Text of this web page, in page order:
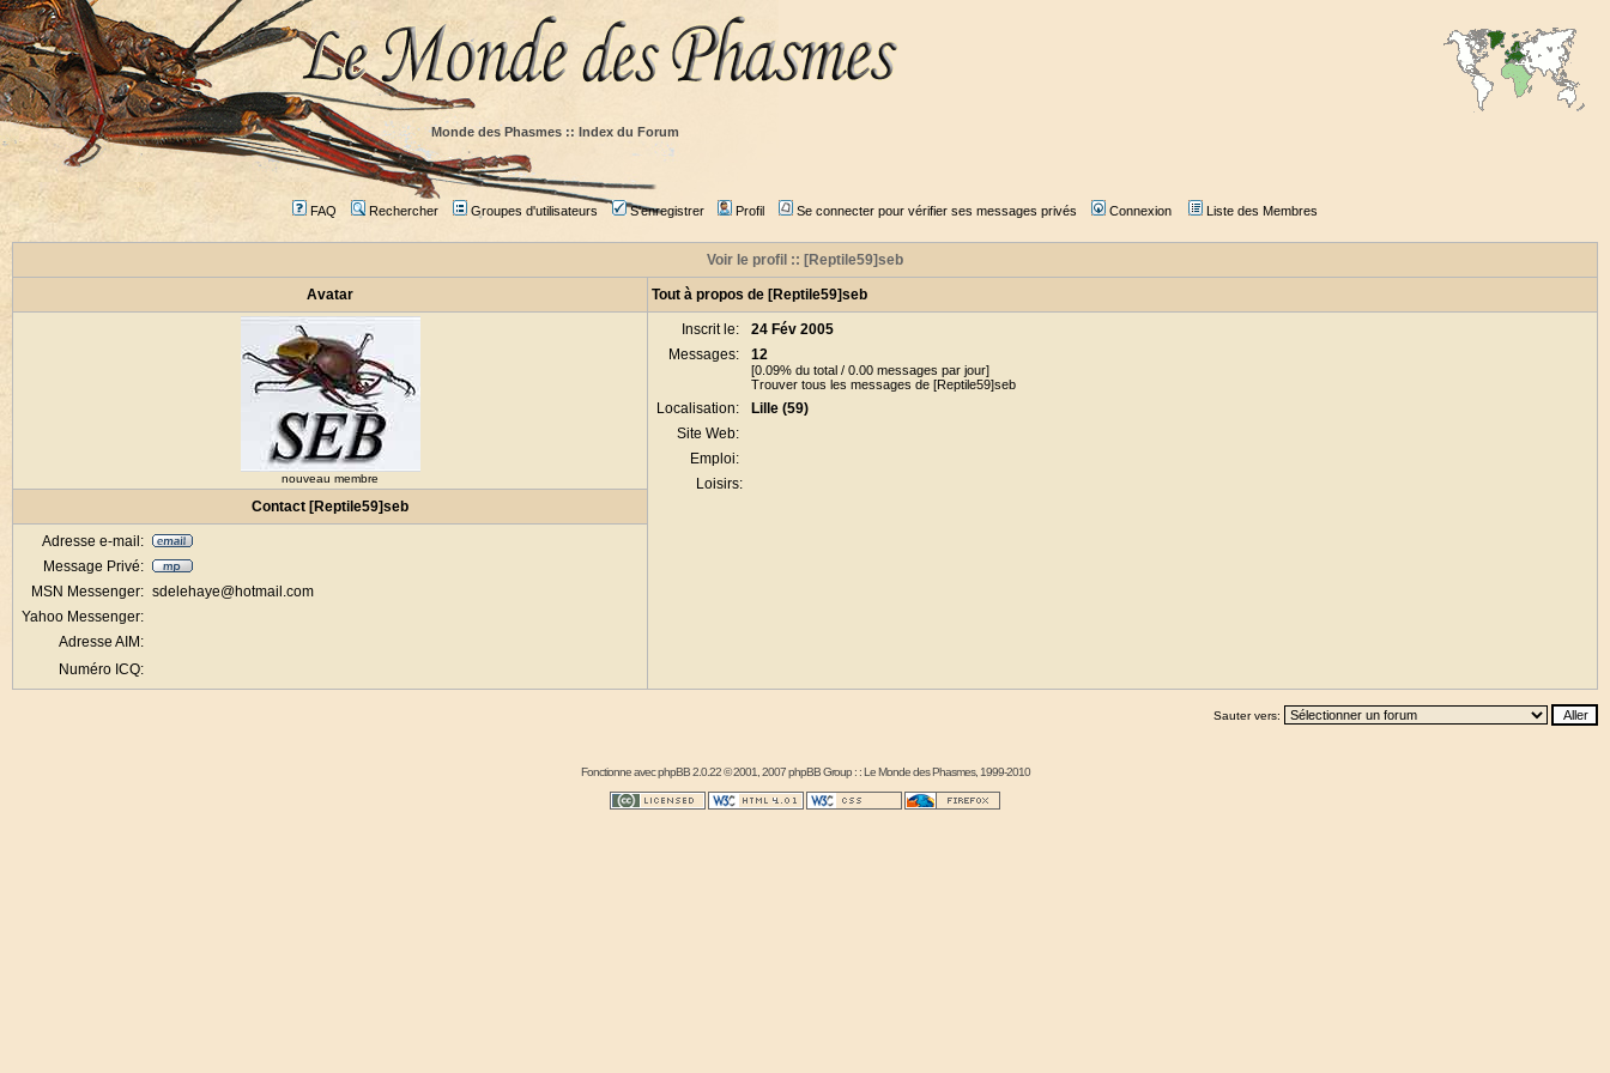
Monde des Phasmes :: Index du Forum
FAQ Rechercher Groupes d'utilisateurs S'enregistrer Profil Se connecter pour vérifier ses messages privés Connexion Liste des Membres
Voir le profil :: [Reptile59]seb
Avatar Tout à propos de [Reptile59]seb
nouveau membre
Inscrit le:
24 Fév 2005
Messages:
12
[0.09% du total / 0.00 messages par jour]
Trouver tous les messages de [Reptile59]seb
Localisation:
Lille (59)
Site Web:
Emploi:
Loisirs:
Contact [Reptile59]seb
Adresse e-mail:
Message Privé:
MSN Messenger: sdelehaye@hotmail.com
Yahoo Messenger:
Adresse AIM:
Numéro ICQ:
Sauter vers:
Fonctionne avecphpBB2.0.22 © 2001, 2007 phpBB Group : :Le Monde des Phasmes, 1999-2010